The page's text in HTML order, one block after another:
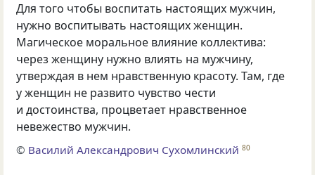
Для того чтобы воспитать настоящих мужчин,
нужно воспитывать настоящих женщин.
Магическое моральное влияние коллектива:
через женщину нужно влиять на мужчину,
утверждая в нем нравственную красоту. Там, где
у женщин не развито чувство чести
и достоинства, процветает нравственное
невежество мужчин.
© Василий Александрович Сухомлинский 80